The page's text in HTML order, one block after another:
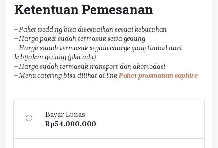
Ketentuan Pemesanan
– Paket wedding bisa disesuaikan sesuai kebutuhan
– Harga paket sudah termasuk sewa gedung
– Harga sudah termasuk segala charge yang timbul dari
kebijakan gedung (jika ada)
– Harga sudah termasuk transport dan akomodasi
– Menu catering bisa dilihat di linkPaket prasmanan saphire
Bayar Lunas
Rp54.000.000